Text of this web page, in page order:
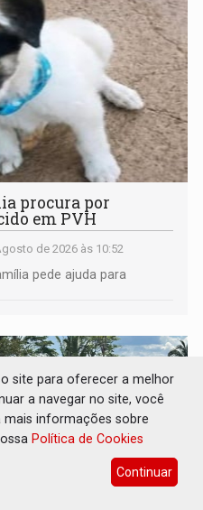
procura por
em PVH
de 2026 às 10:52
pede ajuda para
site para oferecer a melhor
a navegar no site, você
mais informações sobre
Política de Cookies
Continuar